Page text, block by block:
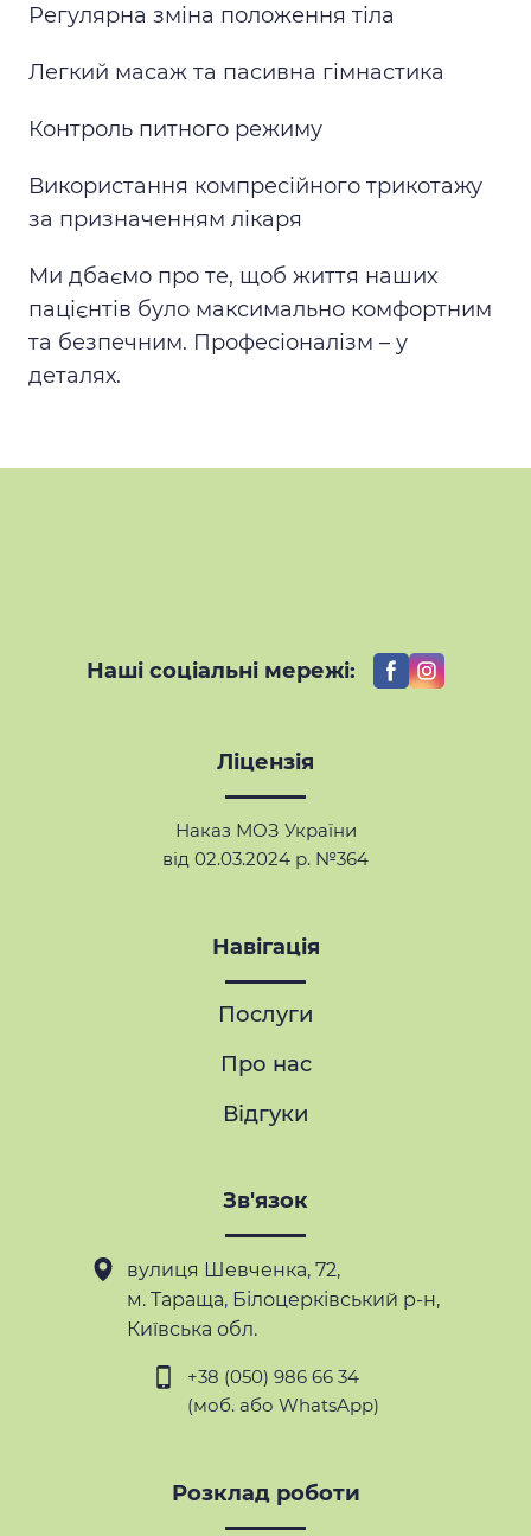
Регулярна зміна положення тіла
Легкий масаж та пасивна гімнастика
Контроль питного режиму
Використання компресійного трикотажу
за призначенням лікаря
Ми дбаємо про те, щоб життя наших
пацієнтів було максимально комфортним
та безпечним. Професіоналізм – у
деталях.
Наші соціальні мережі:
Ліцензія
Наказ МОЗ України
від 02.03.2024 р. №364
Навігація
Послуги
Про нас
Відгуки
Зв'язок
вулиця Шевченка, 72,
м. Тараща, Білоцерківський р-н,
Київська обл.
+38 (050) 986 66 34
(моб. або WhatsApp)
Розклад роботи